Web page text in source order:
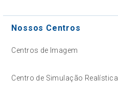
Nossos Centros
Centros de Imagem
Centro de Simulação Realística